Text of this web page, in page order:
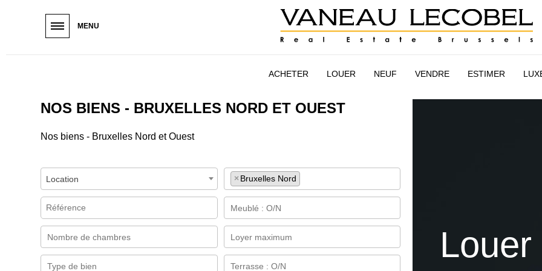
MENUACQUÉREUR ESTIMATION NEUF VANEAU LECOBEL
ACHETER LOUER NEUF VENDRE ESTIMER
NOS BIENS - BRUXELLES NORD ET OUEST
Nos biens - Bruxelles Nord et Ouest
Location × Bruxelles Nord